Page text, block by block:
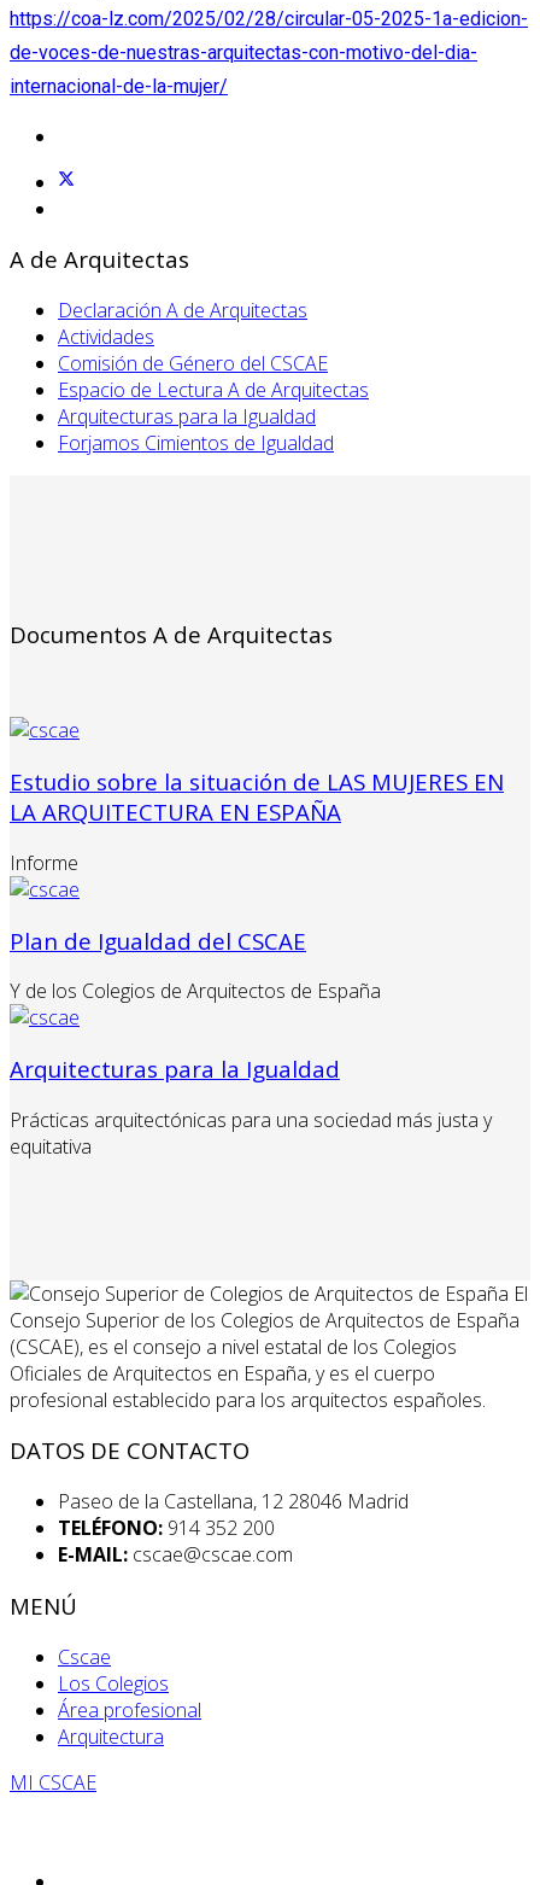
https://coa-lz.com/2025/02/28/circular-05-2025-1a-edicion-
de-voces-de-nuestras-arquitectas-con-motivo-del-dia-
internacional-de-la-mujer/
A de Arquitectas
Declaración A de Arquitectas
Actividades
Comisión de Género del CSCAE
Espacio de Lectura A de Arquitectas
Arquitecturas para la Igualdad
Forjamos Cimientos de Igualdad
Documentos A de Arquitectas
Estudio sobre la situación de LAS MUJERES EN
LA ARQUITECTURA EN ESPAÑA
Informe
Plan de Igualdad del CSCAE
Y de los Colegios de Arquitectos de España
Arquitecturas para la Igualdad
Prácticas arquitectónicas para una sociedad más justa y
equitativa
El
Consejo Superior de los Colegios de Arquitectos de España
(CSCAE), es el consejo a nivel estatal de los Colegios
Oficiales de Arquitectos en España, y es el cuerpo
profesional establecido para los arquitectos españoles.
DATOS DE CONTACTO
Paseo de la Castellana, 12 28046 Madrid
TELÉFONO: 914 352 200
E-MAIL: cscae@cscae.com
MENÚ
Cscae
Los Colegios
Área profesional
Arquitectura
MI CSCAE